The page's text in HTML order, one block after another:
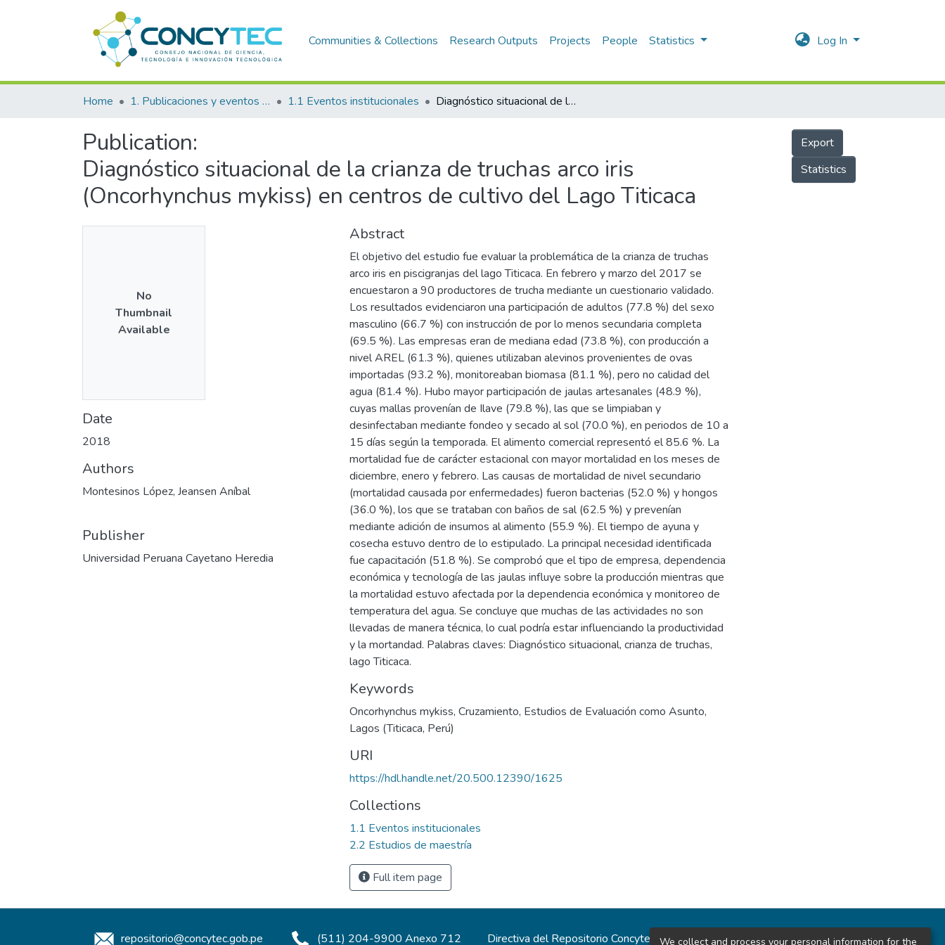
Communities & Collections Research Outputs Projects People Statistics Log In
Home 1. Publicaciones y eventos institucionales 1.1 Eventos institucionales Diagnóstico situacional de la crianza de truchas arco iris (Oncorhynchus mykiss) en centros de cultivo del Lago Titicaca
Publication:
Diagnóstico situacional de la crianza de truchas arco iris
(Oncorhynchus mykiss) en centros de cultivo del Lago Titicaca
Export
Statistics
No
Thumbnail
Available
Date
2018
Authors
Montesinos López, Jeansen Aníbal
Publisher
Universidad Peruana Cayetano Heredia
Abstract
El objetivo del estudio fue evaluar la problemática de la crianza de truchas
arco iris en piscigranjas del lago Titicaca. En febrero y marzo del 2017 se
encuestaron a 90 productores de trucha mediante un cuestionario validado.
Los resultados evidenciaron una participación de adultos (77.8 %) del sexo
masculino (66.7 %) con instrucción de por lo menos secundaria completa
(69.5 %). Las empresas eran de mediana edad (73.8 %), con producción a
nivel AREL (61.3 %), quienes utilizaban alevinos provenientes de ovas
importadas (93.2 %), monitoreaban biomasa (81.1 %), pero no calidad del
agua (81.4 %). Hubo mayor participación de jaulas artesanales (48.9 %),
cuyas mallas provenían de Ilave (79.8 %), las que se limpiaban y
desinfectaban mediante fondeo y secado al sol (70.0 %), en periodos de 10 a
15 días según la temporada. El alimento comercial representó el 85.6 %. La
mortalidad fue de carácter estacional con mayor mortalidad en los meses de
diciembre, enero y febrero. Las causas de mortalidad de nivel secundario
(mortalidad causada por enfermedades) fueron bacterias (52.0 %) y hongos
(36.0 %), los que se trataban con baños de sal (62.5 %) y prevenían
mediante adición de insumos al alimento (55.9 %). El tiempo de ayuna y
cosecha estuvo dentro de lo estipulado. La principal necesidad identificada
fue capacitación (51.8 %). Se comprobó que el tipo de empresa, dependencia
económica y tecnología de las jaulas influye sobre la producción mientras que
la mortalidad estuvo afectada por la dependencia económica y monitoreo de
temperatura del agua. Se concluye que muchas de las actividades no son
llevadas de manera técnica, lo cual podría estar influenciando la productividad
y la mortandad. Palabras claves: Diagnóstico situacional, crianza de truchas,
lago Titicaca.
Keywords
Oncorhynchus mykiss, Cruzamiento, Estudios de Evaluación como Asunto,
Lagos (Titicaca, Perú)
URI
https://hdl.handle.net/20.500.12390/1625
Collections
1.1 Eventos institucionales
2.2 Estudios de maestría
Full item page
repositorio@concytec.gob.pe (511) 204-9900 Anexo 712 Directiva del Repositorio Concytec Estadísticas del sitio
We collect and process your personal information for the